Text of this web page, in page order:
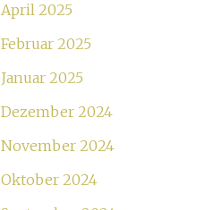
April 2025
Februar 2025
Januar 2025
Dezember 2024
November 2024
Oktober 2024